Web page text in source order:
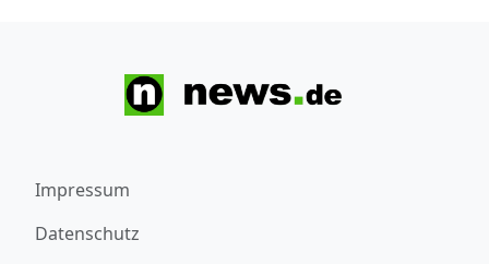
Impressum
Datenschutz